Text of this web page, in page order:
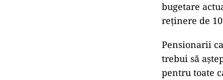
bugetare
reținere de
Pensionarii
trebui să
pentru toate